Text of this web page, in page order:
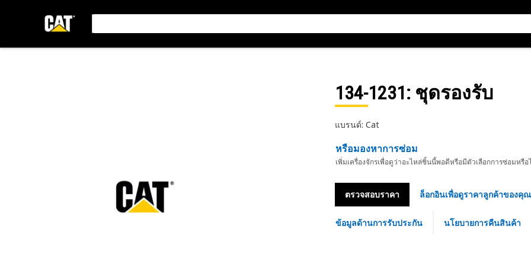
134-1231: ชุดรองรับ
แบรนด์: Cat
หรือมองหาการซ่อม
เพิ่มเครื่องจักรเพื่อดูว่าอะไหล่ชิ้นนี้พอดีหรือมีตัวเลือกการซ่อมหรือ
ตรวจสอบราคา ล็อกอินเพื่อดูราคาลูกค้าของคุณ
ข้อมูลด้านการรับประกัน นโยบายการคืนสินค้า